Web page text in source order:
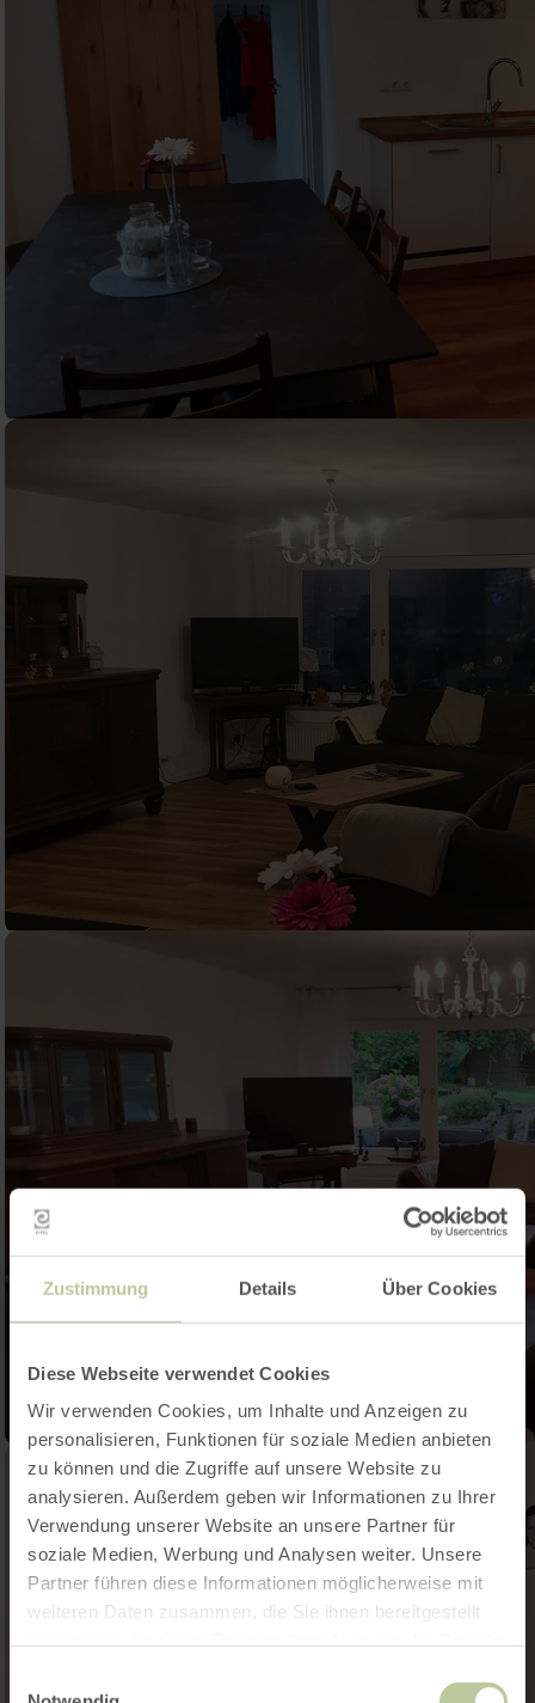
Zustimmung Details Über Cookies
Diese Webseite verwendet Cookies
Wir verwenden Cookies, um Inhalte und Anzeigen zu
personalisieren, Funktionen für soziale Medien anbieten
zu können und die Zugriffe auf unsere Website zu
analysieren. Außerdem geben wir Informationen zu Ihrer
Verwendung unserer Website an unsere Partner für
soziale Medien, Werbung und Analysen weiter. Unsere
Partner führen diese Informationen möglicherweise mit
weiteren Daten zusammen, die Sie ihnen bereitgestellt